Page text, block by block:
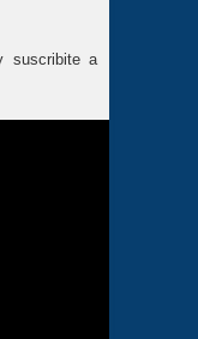
suscribite a